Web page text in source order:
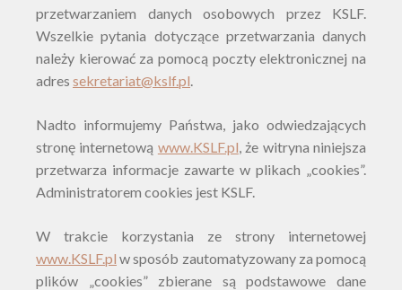
przetwarzaniem danych osobowych przez KSLF.
Wszelkie pytania dotyczące przetwarzania danych
należy kierować za pomocą poczty elektronicznej na
adres sekretariat@kslf.pl.
Nadto informujemy Państwa, jako odwiedzających
stronę internetową www.KSLF.pl, że witryna niniejsza
przetwarza informacje zawarte w plikach „cookies”.
Administratorem cookies jest KSLF.
W trakcie korzystania ze strony internetowej
www.KSLF.pl w sposób zautomatyzowany za pomocą
plików „cookies” zbierane są podstawowe dane